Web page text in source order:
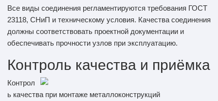
Все виды соединения регламентируются требования ГОСТ
23118, СНиП и техническому условия. Качества соединения
должны соответствовать проектной документации и
обеспечивать прочности узлов при эксплуатацию.
Контроль качества и приёмка
Контрол
ь качества при монтаже металлоконструкций